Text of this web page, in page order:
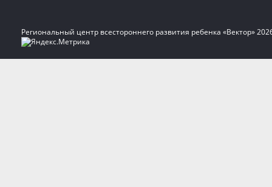
Региональный центр всестороннего развития ребенка «Вектор»